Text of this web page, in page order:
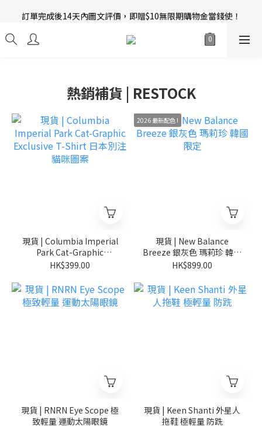
新會員招募中 | 即送 $12 購物金當錢使！
訂單完成後14天內圖文評價，即贈$10無限期購物金當錢使！
新會員招募中 | 即送 $12 購物金當錢使！
熱銷補貨 | RESTOCK
現貨 | Columbia Imperial
Park Cat-Graphic
Exclusive T-Shirt 日本別
HK$399.00
2026 最新配色 !
現貨 | New Balance
Breeze 銀灰色 瑪莉珍 韓國
限定
HK$899.00
現貨 | RNRN Eye Scope 極
致輕量 運動太陽眼鏡
現貨 | Keen Shanti 外星人
拖鞋 極輕量 防跣